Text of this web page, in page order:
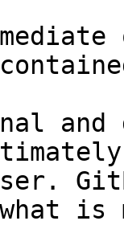
and
what